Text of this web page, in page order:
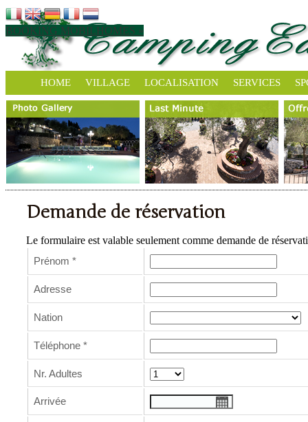
BOOKING MOBILHOMES »
HOME VILLAGE LOCALISATION SERVICES
Demande de réservation
Le formulaire est valable seulement comme demande de
Prénom *
Adresse
Nation
Téléphone *
Nr. Adultes
Arrivée